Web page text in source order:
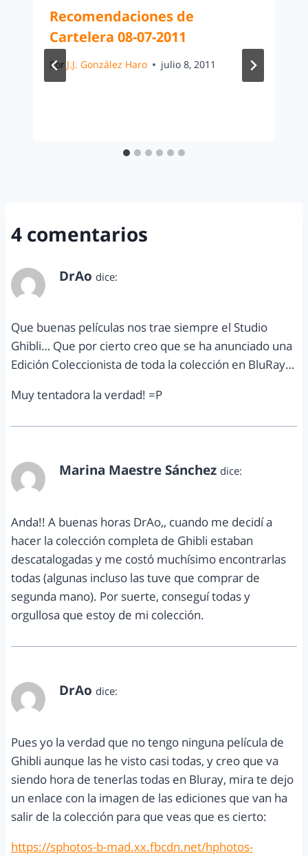
Recomendaciones de
Cartelera 08-07-2011
Por J.J. González Haro julio 8, 2011
4 comentarios
DrAo dice:
Que buenas películas nos trae siempre el Studio
Ghibli… Que por cierto creo que se ha anunciado una
Edición Coleccionista de toda la colección en BluRay…
Muy tentadora la verdad! =P
Marina Maestre Sánchez dice:
Anda!! A buenas horas DrAo,, cuando me decidí a
hacer la colección completa de Ghibli estaban
descatalogadas y me costó muchísimo encontrarlas
todas (algunas incluso las tuve que comprar de
segunda mano). Por suerte, conseguí todas y
orgullosa que estoy de mi colección.
DrAo dice:
Pues yo la verdad que no tengo ninguna película de
Ghibli aunque las he visto casi todas, y creo que va
siendo hora de tenerlas todas en Bluray, mira te dejo
un enlace con la imagen de las ediciones que van ha
salir de la colección para que veas que es cierto:
https://sphotos-b-mad.xx.fbcdn.net/hphotos-